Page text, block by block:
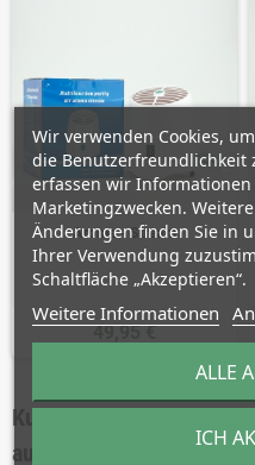
Aroma - Stream
49,95 €
Kunden, die diesen
auch ...
Wir verwenden Cookies,
die Benutzerfreundlichkeit
erfassen wir
Marketingzwecken.
Änderungen finden Sie in
Ihrer Verwendung
Schaltfläche „Akzeptieren“.
Weitere Informationen
ALLE
ICH